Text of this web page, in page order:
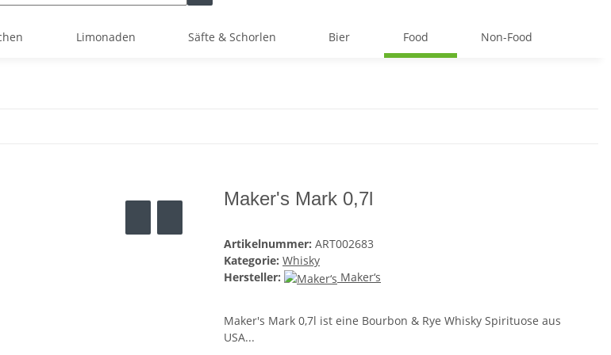
Limonaden Säfte & Schorlen Bier Food Non-Food
Maker's Mark 0,7l
Artikelnummer: ART002683
Kategorie: Whisky
Hersteller:
Maker‘s
Maker's Mark 0,7l ist eine Bourbon & Rye Whisky Spirituose aus
USA...